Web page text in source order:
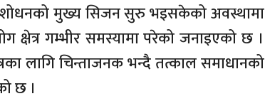
प्रशोधनको मुख्य सिजन सुरु भइसकेको अवस्थामा
क्षेत्र गम्भीर समस्यामा परेको जनाइएको छ ।
लागि चिन्ताजनक भन्दै तत्काल समाधानको
छ ।